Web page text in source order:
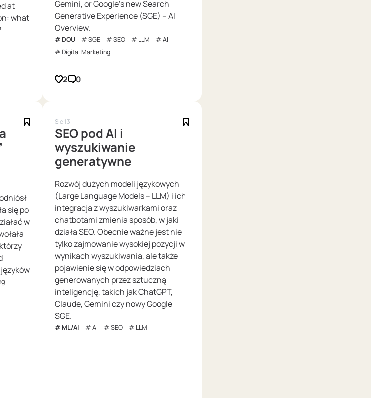
at
what
Gemini, or Google's new Search
Generative Experience (SGE) – AI
Overview.
DOU SGE SEO LLM
AI
Digital Marketing
2 0
się po
w
Sie 13
SEO pod AI i
wyszukiwanie
generatywne
Rozwój dużych modeli językowych
(Large Language Models – LLM) i ich
integracja z wyszukiwarkami oraz
chatbotami zmienia sposób, w jaki
działa SEO. Obecnie ważne jest nie
tylko zajmowanie wysokiej pozycji w
wynikach wyszukiwania, ale także
pojawienie się w odpowiedziach
generowanych przez sztuczną
inteligencję, takich jak ChatGPT,
Claude, Gemini czy nowy Google
SGE.
ML/AI AI SEO LLM